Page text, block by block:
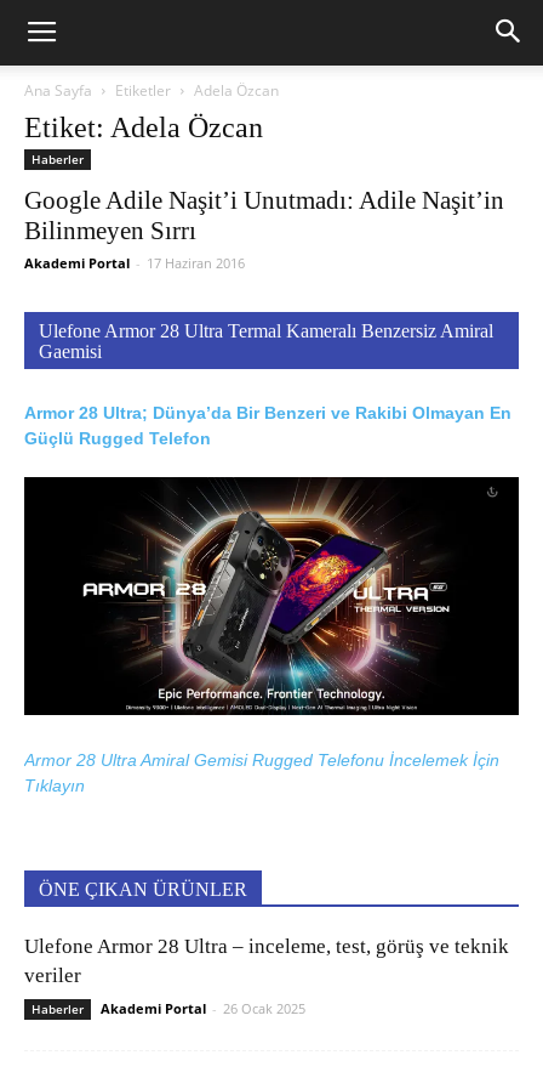
Ana Sayfa Etiketler Adela Özcan
Etiket: Adela Özcan
Haberler
Google Adile Naşit’i Unutmadı: Adile Naşit’in
Bilinmeyen Sırrı
Akademi Portal - 17 Haziran 2016
Ulefone Armor 28 Ultra Termal Kameralı Benzersiz Amiral
Gaemisi
Armor 28 Ultra; Dünya’da Bir Benzeri ve Rakibi Olmayan En
Güçlü Rugged Telefon
Armor 28 Ultra Amiral Gemisi Rugged Telefonu İncelemek İçin
Tıklayın
ÖNE ÇIKAN ÜRÜNLER
Ulefone Armor 28 Ultra – inceleme, test, görüş ve teknik
veriler
Haberler Akademi Portal - 26 Ocak 2025